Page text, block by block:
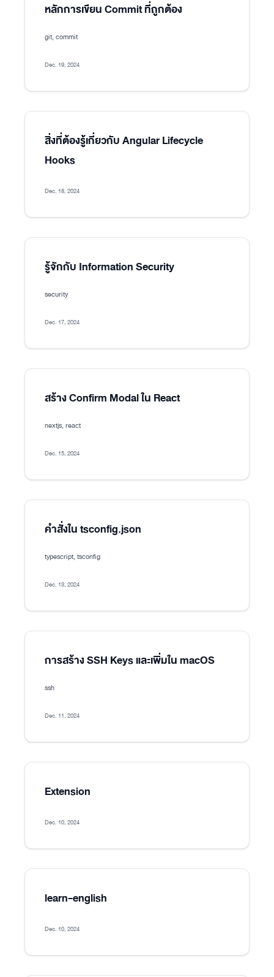
หลักการเขียน Commit ที่ถูกต้อง
git, commit
Dec. 19, 2024
สิ่งที่ต้องรู้เกี่ยวกับ Angular Lifecycle
Hooks
Dec. 18, 2024
รู้จักกับ Information Security
security
Dec. 17, 2024
สร้าง Confirm Modal ใน React
nextjs, react
Dec. 15, 2024
คำสั่งใน tsconfig.json
typescript, tsconfig
Dec. 13, 2024
การสร้าง SSH Keys และเพิ่มใน macOS
ssh
Dec. 11, 2024
Extension
Dec. 10, 2024
learn-english
Dec. 10, 2024